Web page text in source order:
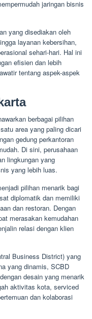
jaringan bisnis
yang disediakan oleh
layanan kebersihan,
sehari-hari. Hal ini
efisien dan lebih
tentang aspek-aspek
berbagai pilihan
area yang paling dicari
gedung perkantoran
Di sini, perusahaan
lingkungan yang
yang lebih luas.
pilihan menarik bagi
diplomatik dan memiliki
dan restoran. Dengan
merasakan kemudahan
relasi dengan klien
Business District) yang
yang dinamis, SCBD
desain yang menarik
aktivitas kota, serviced
dan kolaborasi